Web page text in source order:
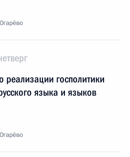
реализации госполитики
языка и языков